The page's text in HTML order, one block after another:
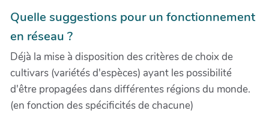
Quelle suggestions pour un fonctionnement
en réseau ?
Déjà la mise à disposition des critères de choix de
cultivars (variétés d'espèces) ayant les possibilité
d'être propagées dans différentes régions du monde.
(en fonction des spécificités de chacune)